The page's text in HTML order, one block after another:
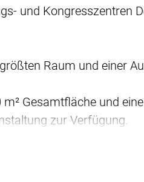
und Kongresszentren
Raum und einer
Gesamtfläche und
zur Verfügung.
gelegen,